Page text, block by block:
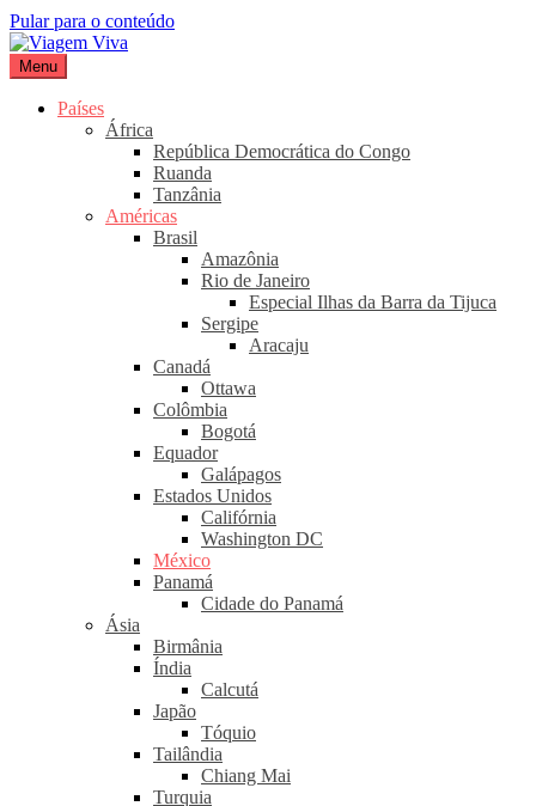
Pular para o conteúdo
Viagem Viva
Seu portal de turismo sustentável
Menu
Países
África
República Democrática do Congo
Ruanda
Tanzânia
Américas
Brasil
Amazônia
Rio de Janeiro
Especial Ilhas da Barra da Tijuca
Sergipe
Aracaju
Canadá
Ottawa
Colômbia
Bogotá
Equador
Galápagos
Estados Unidos
Califórnia
Washington DC
México
Panamá
Cidade do Panamá
Ásia
Birmânia
Índia
Calcutá
Japão
Tóquio
Tailândia
Chiang Mai
Turquia